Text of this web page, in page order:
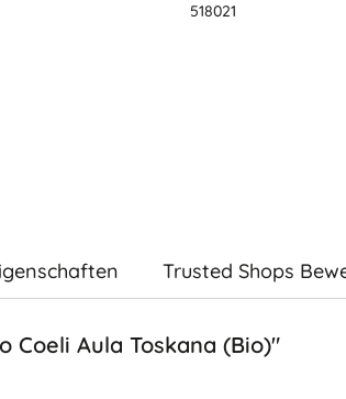
518021
Trusted Shops
Coeli Aula Toskana (Bio)"